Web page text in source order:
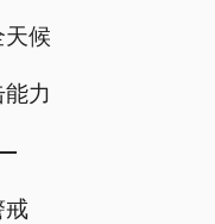
候
力